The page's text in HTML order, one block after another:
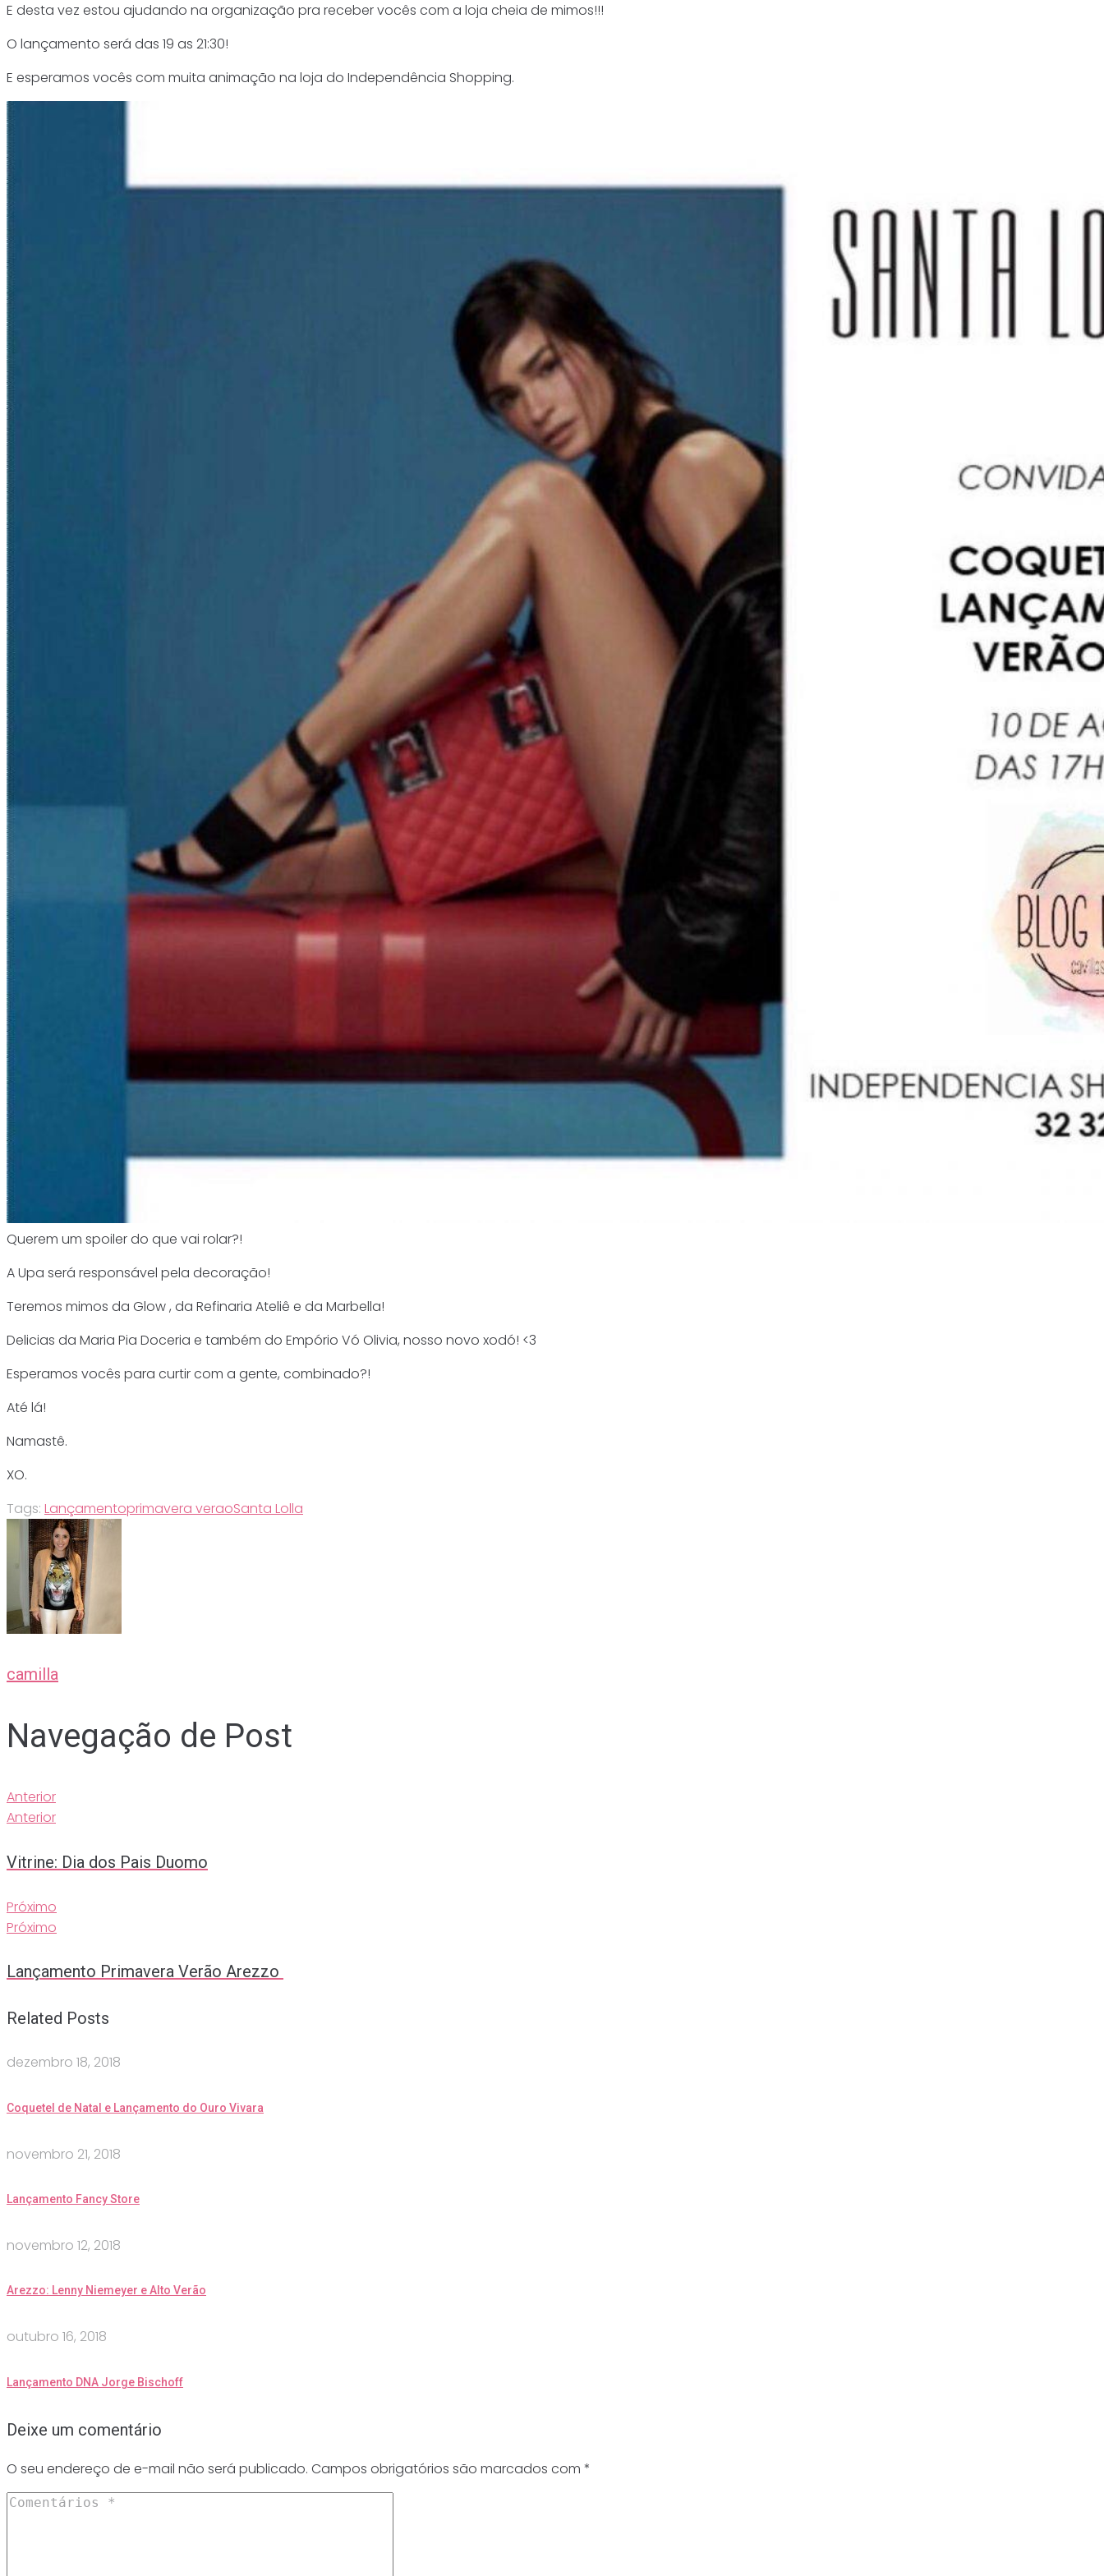
E desta vez estou ajudando na organização pra receber vocês com a loja cheia de mimos!!!
O lançamento será das 19 as 21:30!
E esperamos vocês com muita animação na loja do Independência Shopping.
Querem um spoiler do que vai rolar?!
A Upa será responsável pela decoração!
Teremos mimos da Glow , da Refinaria Ateliê e da Marbella!
Delicias da Maria Pia Doceria e também do Empório Vó Olivia, nosso novo xodó! <3
Esperamos vocês para curtir com a gente, combinado?!
Até lá!
Namastê.
XO.
Tags: Lançamentoprimavera veraoSanta Lolla
camilla
Navegação de Post
Anterior
Anterior
Vitrine: Dia dos Pais Duomo
Próximo
Próximo
Lançamento Primavera Verão Arezzo
Related Posts
dezembro 18, 2018
Coquetel de Natal e Lançamento do Ouro Vivara
novembro 21, 2018
Lançamento Fancy Store
novembro 12, 2018
Arezzo: Lenny Niemeyer e Alto Verão
outubro 16, 2018
Lançamento DNA Jorge Bischoff
Deixe um comentário
O seu endereço de e-mail não será publicado. Campos obrigatórios são marcados com *